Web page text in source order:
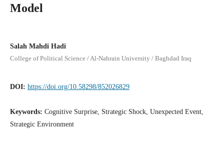
Model
Salah Mahdi Hadi
College of Political Science / Al-Nahrain University / Baghdad Iraq
DOI: https://doi.org/10.58298/852026829
Keywords: Cognitive Surprise, Strategic Shock, Unexpected Event,
Strategic Environment